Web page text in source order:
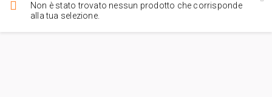
Non è stato trovato nessun prodotto che corrisponde
alla tua selezione.